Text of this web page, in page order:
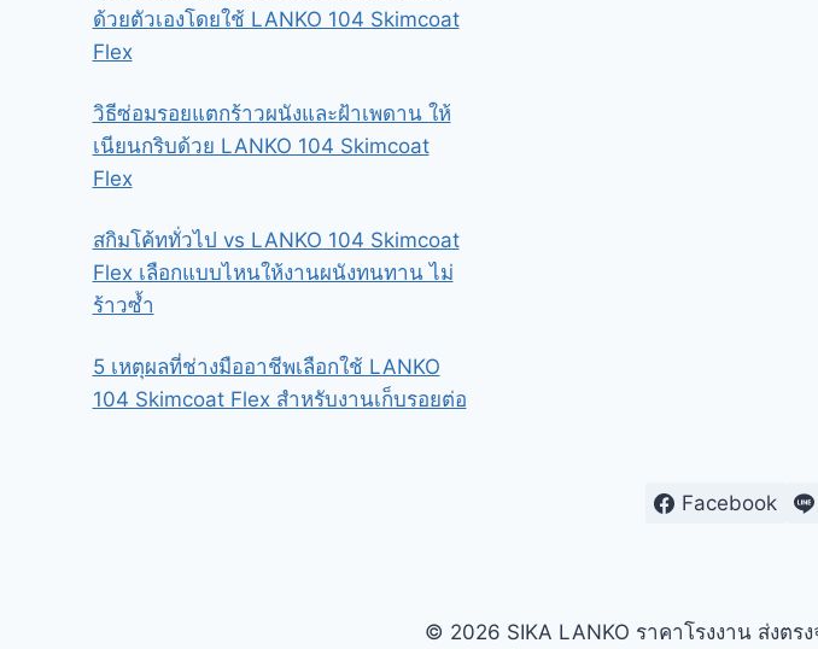
ด้วยตัวเองโดยใช้ LANKO 104 Skimcoat
Flex
วิธีซ่อมรอยแตกร้าวผนังและฝ้าเพดาน ให้
เนียนกริบด้วย LANKO 104 Skimcoat
Flex
สกิมโค้ททั่วไป vs LANKO 104 Skimcoat
Flex เลือกแบบไหนให้งานผนังทนทาน ไม่
ร้าวซ้ำ
5 เหตุผลที่ช่างมืออาชีพเลือกใช้ LANKO
104 Skimcoat Flex สำหรับงานเก็บรอยต่อ
Facebook
© 2026 SIKA LANKO ราคาโรงงาน ส่งต